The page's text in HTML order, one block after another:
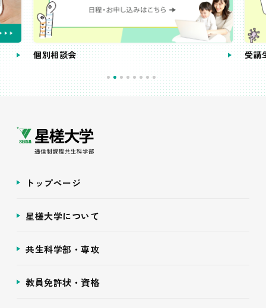
個別相談会 受講
トップページ
星槎大学について
共生科学部・専攻
教員免許状・資格